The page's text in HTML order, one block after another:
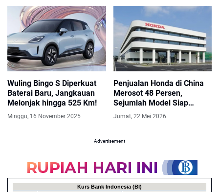
Wuling Bingo S Diperkuat
Baterai Baru, Jangkauan
Melonjak hingga 525 Km!
Minggu, 16 November 2025
Penjualan Honda di China
Merosot 48 Persen,
Sejumlah Model Siap
Disuntik Mati
Jumat, 22 Mei 2026
Advertisement